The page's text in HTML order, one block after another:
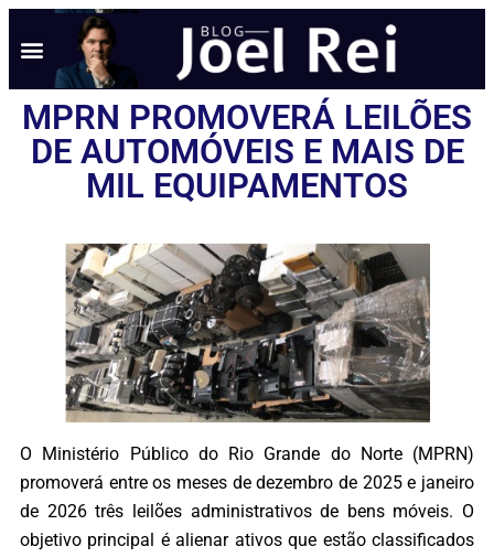
MPRN PROMOVERÁ LEILÕES
DE AUTOMÓVEIS E MAIS DE
MIL EQUIPAMENTOS
O Ministério Público do Rio Grande do Norte (MPRN)
promoverá entre os meses de dezembro de 2025 e janeiro
de 2026 três leilões administrativos de bens móveis. O
objetivo principal é alienar ativos que estão classificados